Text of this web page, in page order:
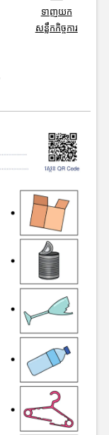
ទាញយក
សន្លឹកកិច្ចការ